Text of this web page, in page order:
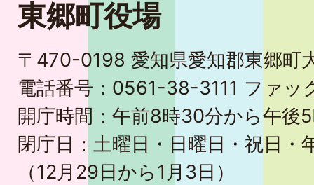
東郷町役場
〒470-0198 愛知県愛知郡東郷町
電話番号：0561-38-3111 ファ
開庁時間：午前8時30分から午後
閉庁日：土曜日・日曜日・祝日・
（12月29日から1月3日）